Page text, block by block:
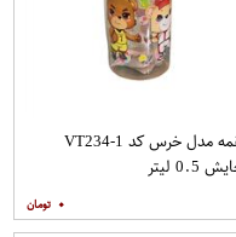
قمقمه مدل خرس کد VT234-1
لیتر
۰